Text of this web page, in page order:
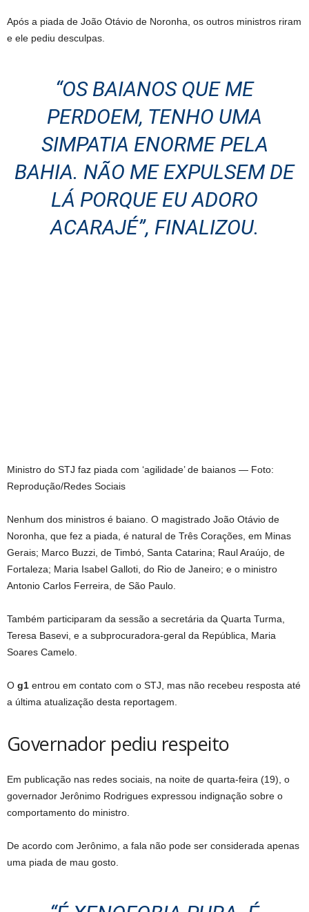
Após a piada de João Otávio de Noronha, os outros ministros riram
e ele pediu desculpas.
“OS BAIANOS QUE ME
PERDOEM, TENHO UMA
SIMPATIA ENORME PELA
BAHIA. NÃO ME EXPULSEM DE
LÁ PORQUE EU ADORO
ACARAJÉ”, FINALIZOU.
Ministro do STJ faz piada com ‘agilidade’ de baianos — Foto:
Reprodução/Redes Sociais
Nenhum dos ministros é baiano. O magistrado João Otávio de
Noronha, que fez a piada, é natural de Três Corações, em Minas
Gerais; Marco Buzzi, de Timbó, Santa Catarina; Raul Araújo, de
Fortaleza; Maria Isabel Galloti, do Rio de Janeiro; e o ministro
Antonio Carlos Ferreira, de São Paulo.
Também participaram da sessão a secretária da Quarta Turma,
Teresa Basevi, e a subprocuradora-geral da República, Maria
Soares Camelo.
O g1 entrou em contato com o STJ, mas não recebeu resposta até
a última atualização desta reportagem.
Governador pediu respeito
Em publicação nas redes sociais, na noite de quarta-feira (19), o
governador Jerônimo Rodrigues expressou indignação sobre o
comportamento do ministro.
De acordo com Jerônimo, a fala não pode ser considerada apenas
uma piada de mau gosto.